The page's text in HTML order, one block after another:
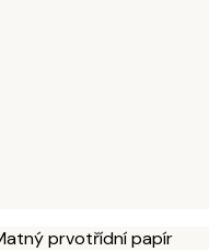
prvotřídní papír